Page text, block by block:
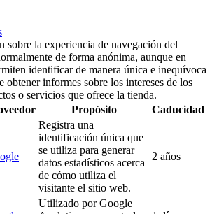
sobre la experiencia de navegación del
de forma anónima, aunque en
identificar de manera única e inequívoca
obtener informes sobre los intereses de los
o servicios que ofrece la tienda.
Propósito Caducidad
Registra una
identificación única que
se utiliza para generar
datos estadísticos acerca
de cómo utiliza el
visitante el sitio web.
2 años
Utilizado por Google